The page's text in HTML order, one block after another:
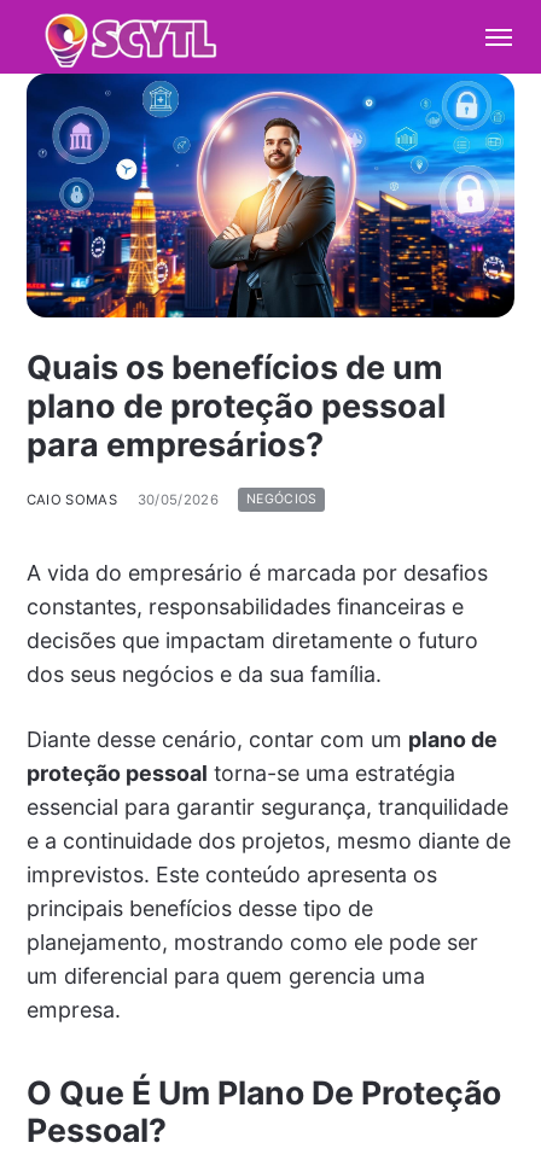
Quais os benefícios de um
plano de proteção pessoal
para empresários?
CAIO SOMAS 30/05/2026 NEGÓCIOS
A vida do empresário é marcada por desafios
constantes, responsabilidades financeiras e
decisões que impactam diretamente o futuro
dos seus negócios e da sua família.
Diante desse cenário, contar com um plano de
proteção pessoal torna-se uma estratégia
essencial para garantir segurança, tranquilidade
e a continuidade dos projetos, mesmo diante de
imprevistos. Este conteúdo apresenta os
principais benefícios desse tipo de
planejamento, mostrando como ele pode ser
um diferencial para quem gerencia uma
empresa.
O Que É Um Plano De Proteção
Pessoal?